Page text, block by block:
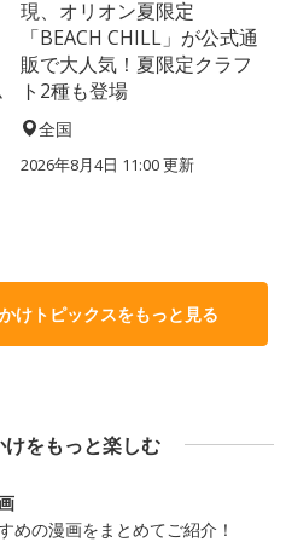
現、オリオン夏限定
「BEACH CHILL」が公式通
販で大人気！夏限定クラフ
ト2種も登場
全国
2026年8月4日 11:00更新
けトピックスをもっと見る
をもっと楽しむ
めの漫画をまとめてご紹介！